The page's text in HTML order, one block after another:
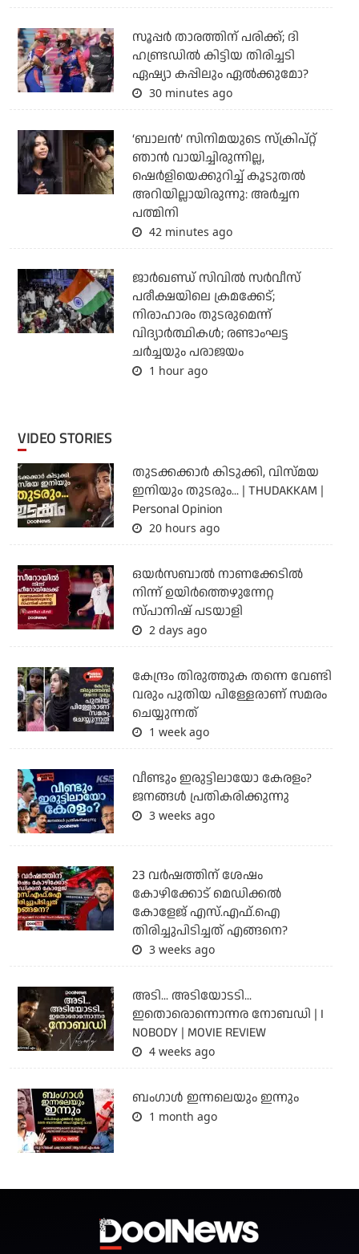
സൂപ്പര്‍ താരത്തിന് പരിക്ക്; ദി
ഹണ്ട്രഡില്‍ കിട്ടിയ തിരിച്ചടി
ഏഷ്യാ കപ്പിലും ഏല്‍ക്കുമോ?
30 minutes ago
‘ബാലൻ’ സിനിമയുടെ സ്ക്രിപ്റ്റ്
ഞാൻ വായിച്ചിരുന്നില്ല,
ഷെർളിയെക്കുറിച്ച് കൂടുതൽ
അറിയില്ലായിരുന്നു: അർച്ചന
പത്മിനി
42 minutes ago
ജാര്‍ഖണ്ഡ് സിവില്‍ സര്‍വീസ്
പരീക്ഷയിലെ ക്രമക്കേട്;
നിരാഹാരം തുടരുമെന്ന്
വിദ്യാര്‍ത്ഥികള്‍; രണ്ടാംഘട്ട
ചര്‍ച്ചയും പരാജയം
1 hour ago
VIDEO STORIES
തുടക്കക്കാര്‍ കിടുക്കി, വിസ്മയ
ഇനിയും തുടരും... | THUDAKKAM |
Personal Opinion
20 hours ago
ഒയര്‍സബാൽ നാണക്കേടിൽ
നിന്ന് ഉയിർത്തെഴുന്നേറ്റ
സ്പാനിഷ് പടയാളി
2 days ago
കേന്ദ്രം തിരുത്തുക തന്നെ വേണ്ടി
വരും പുതിയ പിള്ളേരാണ് സമരം
ചെയ്യുന്നത്
1 week ago
വീണ്ടും ഇരുട്ടിലായോ കേരളം?
ജനങ്ങൾ പ്രതികരിക്കുന്നു
3 weeks ago
23 വർഷത്തിന് ശേഷം
കോഴിക്കോട് മെഡിക്കൽ
കോളേജ് എസ്.എഫ്.ഐ
തിരിച്ചുപിടിച്ചത് എങ്ങനെ?
3 weeks ago
അടി... അടിയോടടി...
ഇതൊരൊന്നൊന്നര നോബഡി | I
NOBODY | MOVIE REVIEW
4 weeks ago
ബംഗാള്‍ ഇന്നലെയും ഇന്നും
1 month ago